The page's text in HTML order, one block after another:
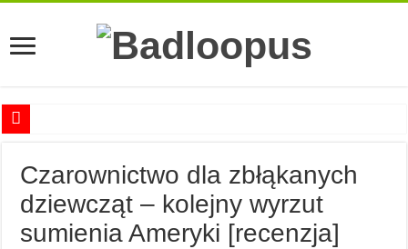
Najciekawsze książki o kobietach nauki
Najlepsze mangi dla dorosłych
Najciekawsze zapowiedzi komiksowe na 2023 rok
Czarownictwo dla zbłąkanych
dziewcząt – kolejny wyrzut
sumienia Ameryki [recenzja]